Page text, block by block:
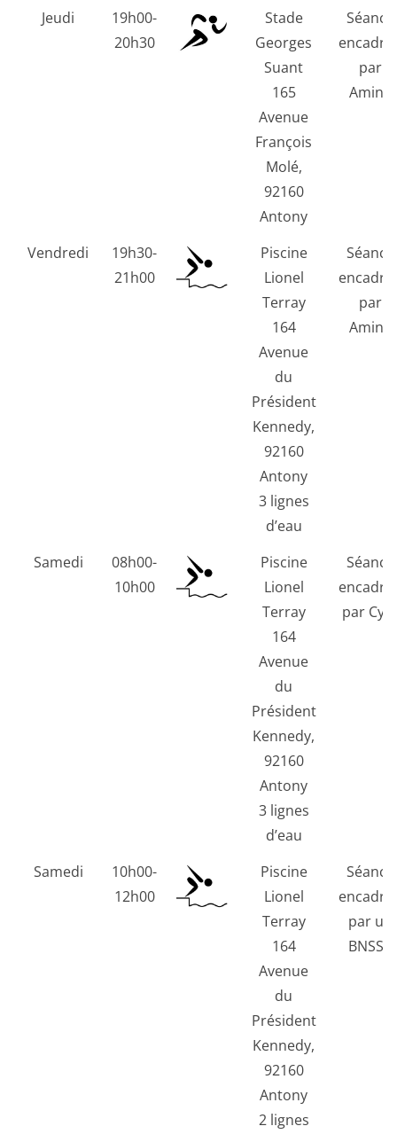
Jeudi
19h00-
20h30
Stade
Georges
Suant
165
Avenue
François
Molé,
92160
Antony
Séance
par
Amine
Vendredi
19h30-
21h00
Piscine
Lionel
Terray
164
Avenue
du
Président
Kennedy,
92160
Antony
3 lignes
d’eau
Séance
par
Amine
Samedi
08h00-
10h00
Piscine
Lionel
Terray
164
Avenue
du
Président
Kennedy,
92160
Antony
3 lignes
d’eau
Séance
par Cyril
Samedi
10h00-
12h00
Piscine
Lionel
Terray
164
Avenue
du
Président
Kennedy,
92160
Antony
2 lignes
Séance
par un
BNSSA